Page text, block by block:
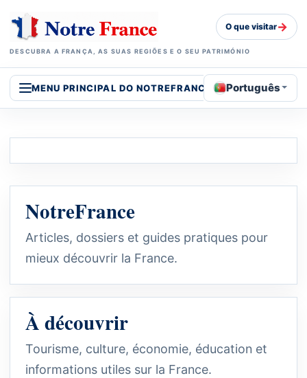
DESCUBRA A FRANÇA, AS SUAS REGIÕES E O SEU PATRIMÓNIO
O que visitar→
MENU PRINCIPAL DO NOTREFRANCE Português
NotreFrance
Articles, dossiers et guides pratiques pour
mieux découvrir la France.
À découvrir
Tourisme, culture, économie, éducation et
informations utiles sur la France.